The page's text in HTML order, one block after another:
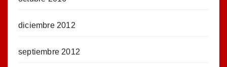
diciembre 2012
septiembre 2012